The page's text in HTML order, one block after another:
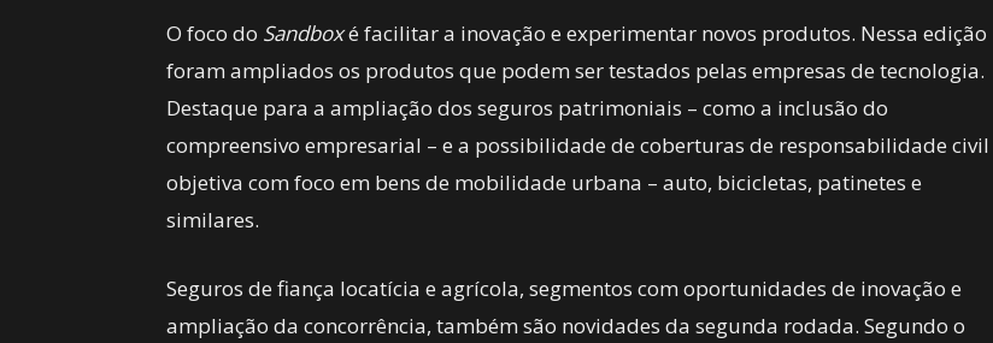
O foco do Sandboxé facilitar a inovação e experimentar novos produtos. Nessa edição
foram ampliados os produtos que podem ser testados pelas empresas de tecnologia.
Destaque para a ampliação dos seguros patrimoniais – como a inclusão do
compreensivo empresarial – e a possibilidade de coberturas de responsabilidade civil
objetiva com foco em bens de mobilidade urbana – auto, bicicletas, patinetes e
similares.
Seguros de fiança locatícia e agrícola, segmentos com oportunidades de inovação e
ampliação da concorrência, também são novidades da segunda rodada. Segundo o